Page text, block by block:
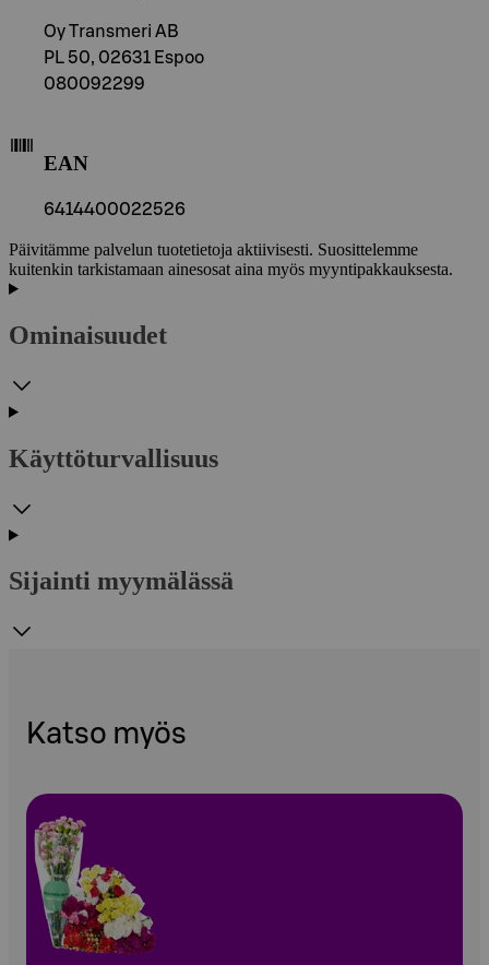
Oy Transmeri AB
PL 50, 02631 Espoo
080092299
EAN
6414400022526
Päivitämme palvelun tuotetietoja aktiivisesti. Suosittelemme
kuitenkin tarkistamaan ainesosat aina myös myyntipakkauksesta.
Ominaisuudet
Käyttöturvallisuus
Sijainti myymälässä
Katso myös